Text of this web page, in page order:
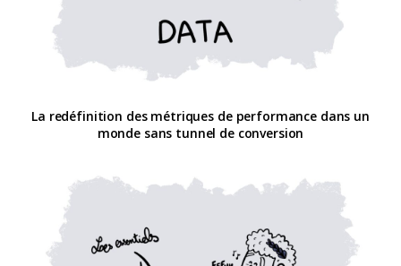
La redéfinition des métriques de performance dans un
monde sans tunnel de conversion